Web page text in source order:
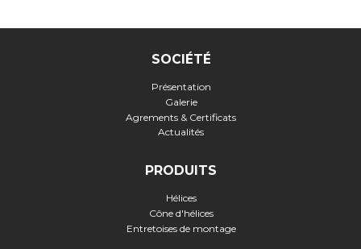
SOCIÉTÉ
Présentation
Galerie
Agrements & Certificats
Actualités
PRODUITS
Hélices
Cône d'hélices
Entretoises de montage